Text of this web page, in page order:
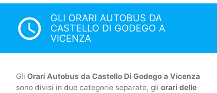
access_time
GLI ORARI AUTOBUS DA
CASTELLO DI GODEGO A
VICENZA
Gli Orari Autobus da Castello Di Godego a Vicenza
sono divisi in due categorie separate, gli orari delle